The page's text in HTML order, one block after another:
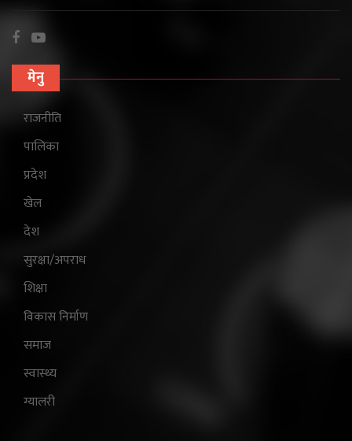
मेनु
राजनीति
पालिका
प्रदेश
खेल
देश
सुरक्षा/अपराध
शिक्षा
विकास निर्माण
समाज
स्वास्थ्य
ग्यालरी